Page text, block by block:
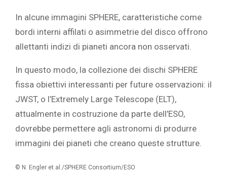
In alcune immagini SPHERE, caratteristiche come
bordi interni affilati o asimmetrie del disco offrono
allettanti indizi di pianeti ancora non osservati.
In questo modo, la collezione dei dischi SPHERE
fissa obiettivi interessanti per future osservazioni: il
JWST, o l’Extremely Large Telescope (ELT),
attualmente in costruzione da parte dell’ESO,
dovrebbe permettere agli astronomi di produrre
immagini dei pianeti che creano queste strutture.
© N. Engler et al./SPHERE Consortium/ESO